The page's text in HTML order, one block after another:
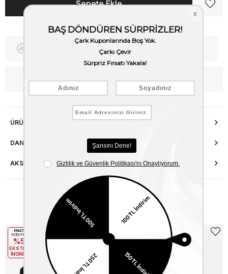
Fiyat Düşünce Haber Ver
WhatsApp’tan Bilgi Al
ÜRÜN ÖZELLIKLERI
DANIŞMA HATTI
AKSESUAR ONARIMI
Benzer Ürünler
EKLE5
KODUYLA
%5
EKSTRA
İNDİRİM
%5
İNDİRİM